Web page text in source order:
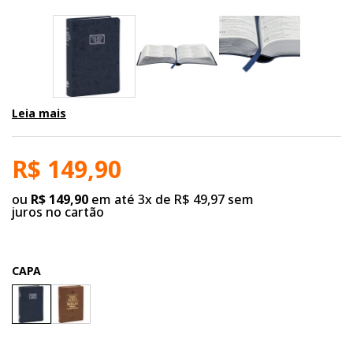
Leia mais
R$ 149,90
ou R$ 149,90 em até 3x de R$ 49,97 sem
juros no cartão
CAPA